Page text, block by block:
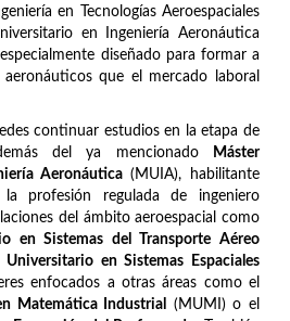
en Tecnologías Aeroespaciales
en Ingeniería Aeronáutica
diseñado para formar a
que el mercado laboral
continuar estudios en la etapa de
del ya mencionado
Máster
Aeronáutica(MUIA), habilitante
profesión regulada de ingeniero
del ámbito aeroespacial como
en Sistemas del Transporte Aéreo
Universitario en Sistemas Espaciales
enfocados a otras áreas como el
Matemática Industrial
(MUMI) o el